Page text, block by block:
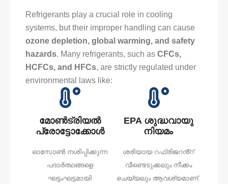
Refrigerants play a crucial role in cooling
systems, but their improper handling can cause
ozone depletion, global warming, and safety
hazards. Many refrigerants, such as CFCs,
HCFCs, and HFCs, are strictly regulated under
environmental laws like:
മോൺട്രിയൽ
പ്രോട്ടോക്കോൾ
ഓസോൺ നശിപ്പിക്കുന്ന
പദാർത്ഥങ്ങളെ
ഘട്ടംഘട്ടമായി
EPA ശുദ്ധവായു
നിയമം
ശരിയായ റഫ്രിജറൻ്റ്
വീണ്ടെടുക്കലും നീക്കം
ചെയ്യലും ആവശ്യമാണ്.